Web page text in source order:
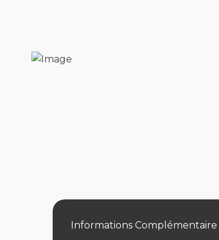
Informations Complémentaire